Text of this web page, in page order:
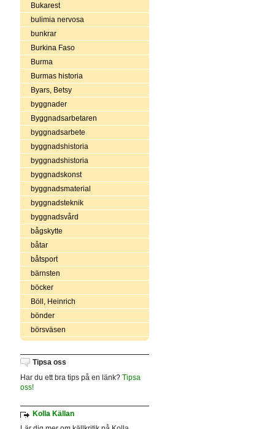
Bukarest
bulimia nervosa
bunkrar
Burkina Faso
Burma
Burmas historia
Byars, Betsy
byggnader
Byggnadsarbetaren
byggnadsarbete
byggnadshistoria
byggnadshistoria
byggnadskonst
byggnadsmaterial
byggnadsteknik
byggnadsvård
bågskytte
båtar
båtsport
bärnsten
böcker
Böll, Heinrich
bönder
börsväsen
Tipsa oss
Har du ett bra tips på en länk? Tipsa
oss!
Kolla Källan